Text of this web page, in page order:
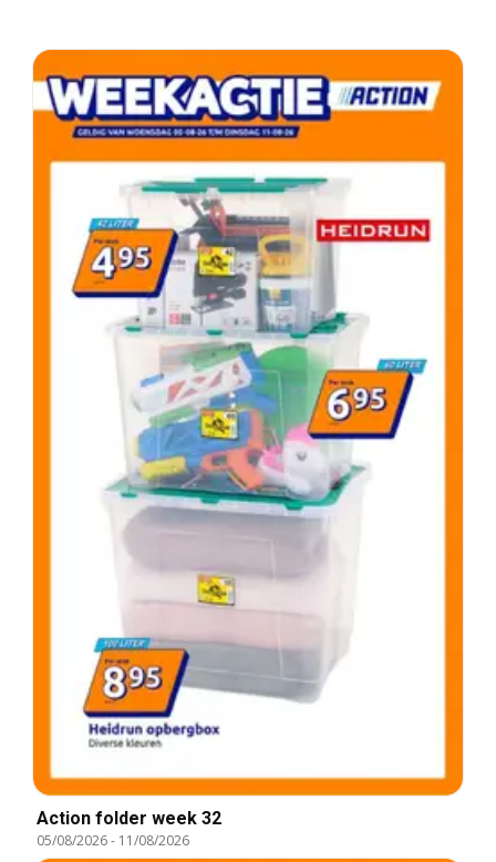
Action folder week 32
05/08/2026- 11/08/2026